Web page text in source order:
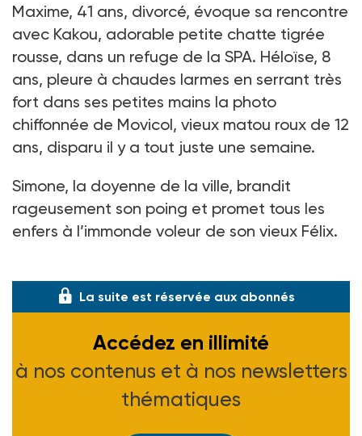
Maxime, 41 ans, divorcé, évoque sa rencontre
avec Kakou, adorable petite chatte tigrée
rousse, dans un refuge de la SPA. Héloïse, 8
ans, pleure à chaudes larmes en serrant très
fort dans ses petites mains la photo
chiffonnée de Movicol, vieux matou roux de 12
ans, disparu il y a tout juste une semaine.
Simone, la doyenne de la ville, brandit
rageusement son poing et promet tous les
enfers à l’immonde voleur de son vieux Félix.
La suite est réservée aux abonnés
Accédez en illimité
à nos contenus et à nos newsletters
thématiques